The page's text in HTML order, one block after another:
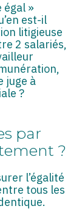
égal »
est-il
litigieuse
2 salariés,
juge à
?
par
?
l’égalité
tous les